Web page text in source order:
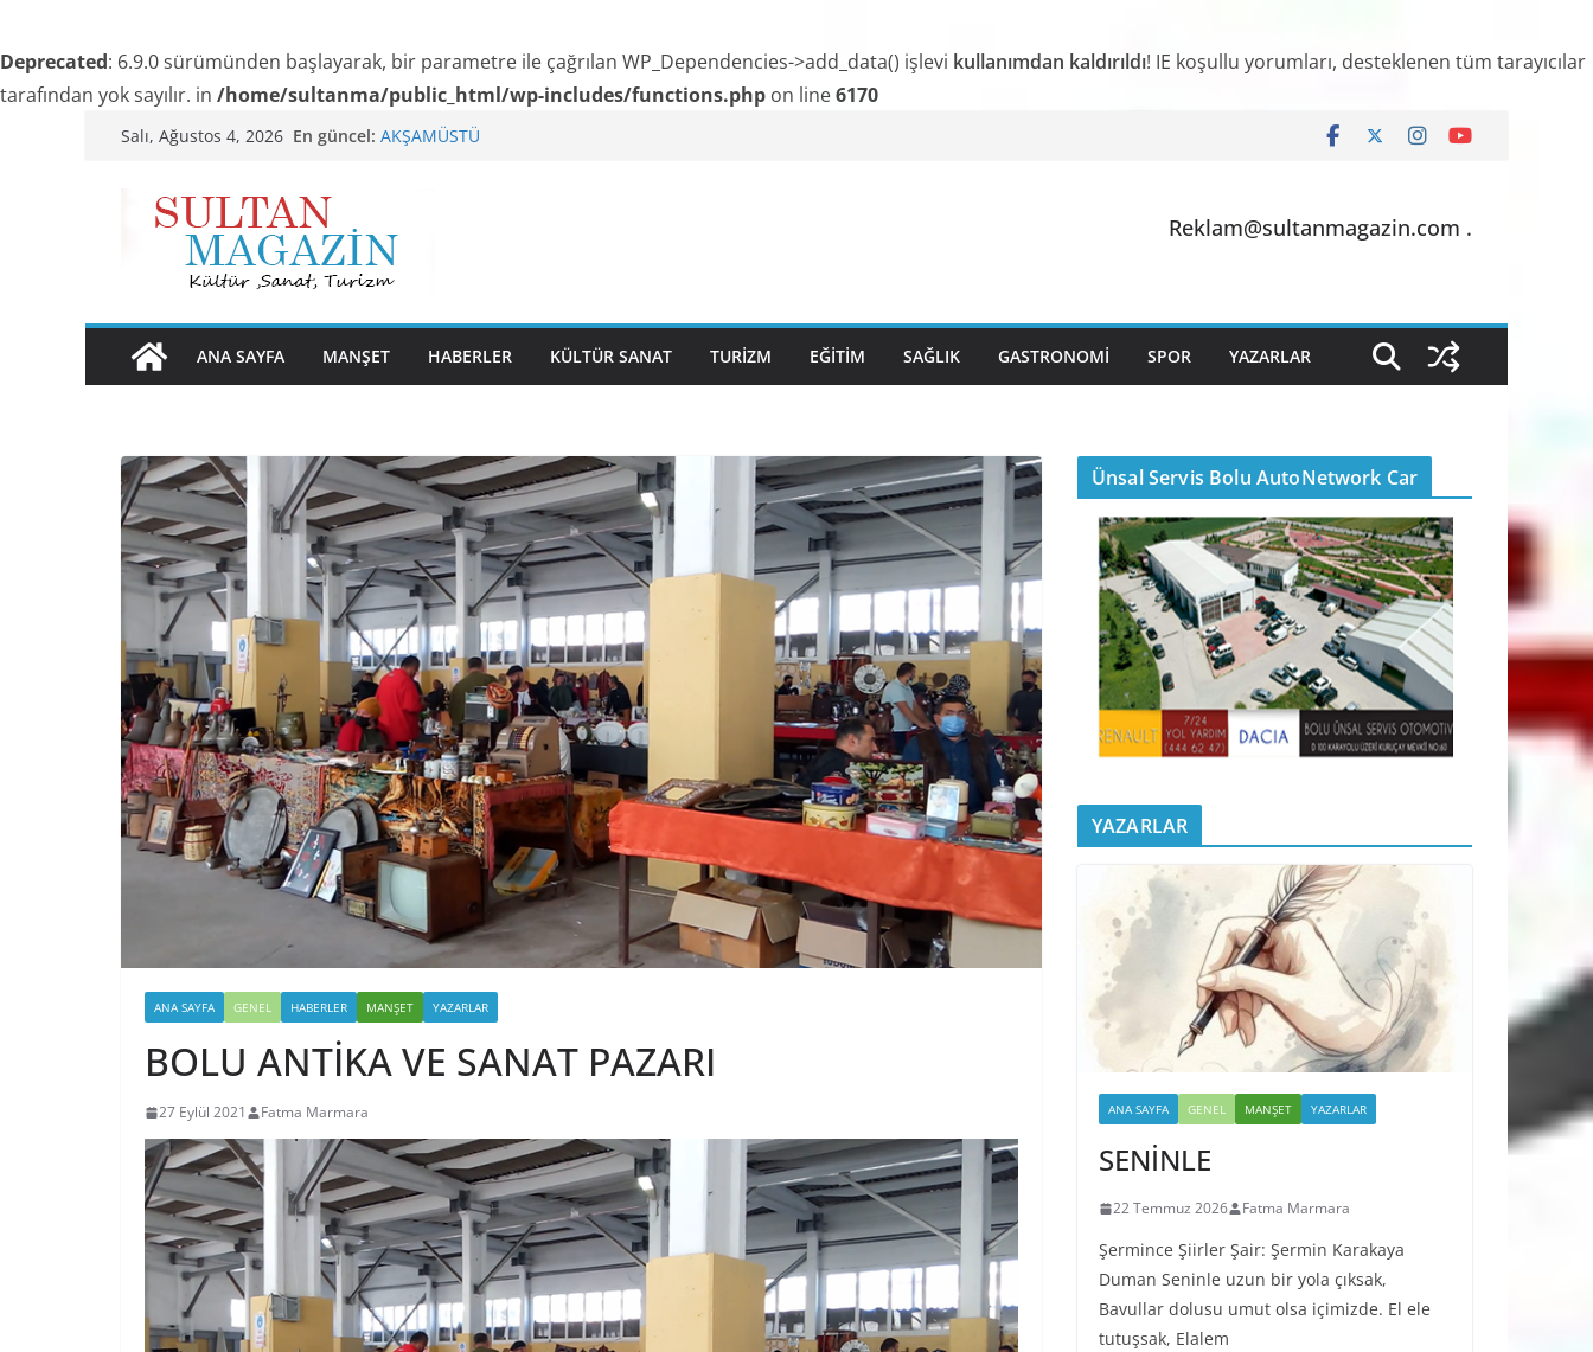
Deprecated: 6.9.0 sürümünden başlayarak, bir parametre ile çağrılan WP_Dependencies->add_data() işlevi kullanımdan kaldırıldı! IE koşullu yorumları, desteklenen tüm tarayıcılar
tarafından yok sayılır. in /home/sultanma/public_html/wp-includes/functions.php on line6170
Salı, Ağustos 4, 2026 En güncel: Akgül: “Sanayi esnafı yeni engellerle karşı karşıya!”
AKŞAMÜSTÜ
Reklam@sultanmagazin.com .
ANA SAYFA MANŞET HABERLER KÜLTÜR SANAT TURİZM EĞİTİM SAĞLIK GASTRONOMİ SPOR YAZARLAR
ANA SAYFA GENEL HABERLER MANŞET YAZARLAR
BOLU ANTİKA VE SANAT PAZARI
27 Eylül 2021 Fatma Marmara
Ünsal Servis Bolu AutoNetwork Car
YAZARLAR
ANA SAYFA GENEL MANŞET YAZARLAR
SENİNLE
22 Temmuz 2026 Fatma Marmara
Şermince Şiirler Şair: Şermin Karakaya
Duman Seninle uzun bir yola çıksak,
Bavullar dolusu umut olsa içimizde. El ele
tutuşsak, Elalem